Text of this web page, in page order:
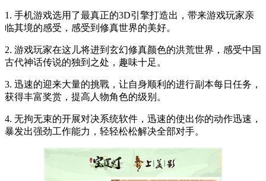
1. 手机游戏选用了最真正的3D引擎打造出，带来游戏玩家亲
临其境的感受，感受到修真世界的美好。
2. 游戏玩家在这儿将进到玄幻修真颜色的洪荒世界，感受中国
古代神话传说的独到之处，趣味十足。
3. 迅速的迎来大量的挑戰，让自身顺利的进行副本每日任务，
获得丰富奖赏，提高人物角色的级别。
4. 无拘无束的开展对决系统软件，迅速的使出你的动作迅速，
暴发出强劲工作能力，轻轻松松解决全部对手。